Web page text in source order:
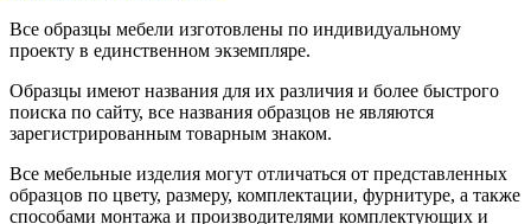
Все образцы мебели изготовлены по индивидуальному
проекту в единственном экземпляре.
Образцы имеют названия для их различия и более быстрого
поиска по сайту, все названия образцов не являются
зарегистрированным товарным знаком.
Все мебельные изделия могут отличаться от представленных
образцов по цвету, размеру, комплектации, фурнитуре, а также
способами монтажа и производителями комплектующих и